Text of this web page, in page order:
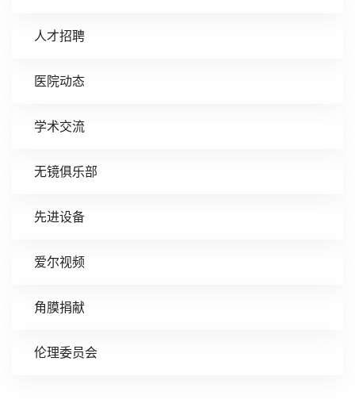
人才招聘
医院动态
学术交流
无镜俱乐部
先进设备
爱尔视频
角膜捐献
伦理委员会